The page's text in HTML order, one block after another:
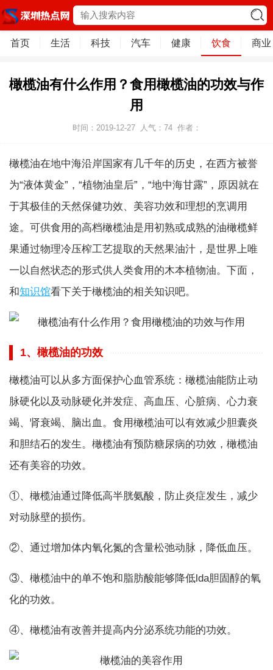
首页 生活 科技 汽车 健康 饮食 商业
橄榄油有什么作用？食用橄榄油的功效与作
用
时间：2019-12-27 人气： 74 作者：
橄榄油在地中海沿岸国家有几千年的历史，在西方被誉
为“液体黄金”，“植物油皇后”，“地中海甘露”，原因就在
于其极佳的天然保健功效、美容功效和理想的烹调用
途。可供食用的高档橄榄油是用初熟或成熟的油橄榄鲜
果通过物理冷压榨工艺提取的天然果油汁，是世界上唯
一以自然状态的形式供人类食用的木本植物油。下面，
和知识馆看下关于橄榄油的相关知识吧。
1、橄榄油的功效
橄榄油可以从多方面保护心血管系统：橄榄油能防止动
脉硬化以及动脉硬化并发症、高血压、心脏病、心力衰
竭、肾衰竭、脑出血。食用橄榄油可以有效减少胆囊炎
和胆结石的发生。橄榄油有预防糖尿病的功效，橄榄油
还有美容的功效。
①、橄榄油通过降低高半胱氨酸，防止炎症发生，减少
对动脉壁的损伤。
②、通过增加体内氧化氮的含量松弛动脉，降低血压。
③、橄榄油中的单不饱和脂肪酸能够降低lda胆固醇的氧
化的功效。
④、橄榄油有改善并提高内分泌系统功能的功效。